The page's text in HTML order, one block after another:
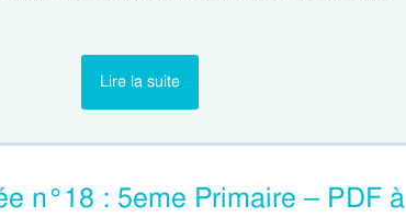
Lire la suite
n°18 : 5eme Primaire – PDF à